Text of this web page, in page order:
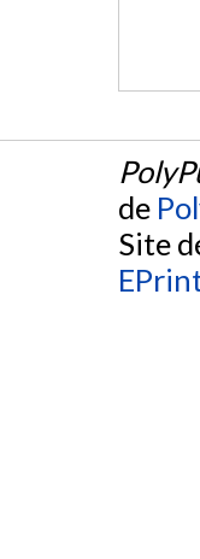
de
Site